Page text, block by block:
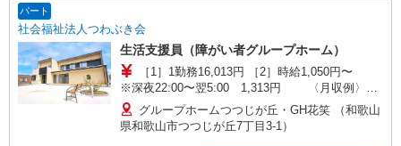
パート
社会福祉法人つわぶき会
生活支援員（障がい者グループホーム）
［1］1勤務16,013円 ［2］時給1,050円〜
※深夜22:00〜翌5:00 1,313円 〈月収例〉
195,852円＋交通費 （処遇改善手当
31,000円含む） ※月20日（夜勤4回）勤務の
場合 ☆資格手当 介護福祉士 7,000円/
グループホームつつじが丘・GH花笑 （和歌山
県和歌山市つつじが丘7丁目3-1）